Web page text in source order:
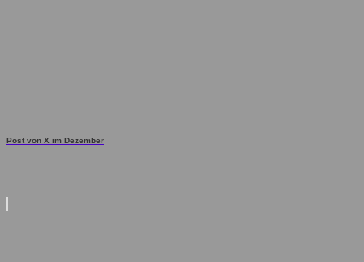
Post von X im Dezember